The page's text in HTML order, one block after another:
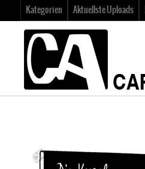
Kategorien Aktuellste Uploads